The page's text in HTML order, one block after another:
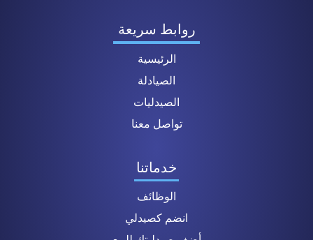
روابط سريعة
الرئيسية
الصيادلة
الصيدليات
تواصل معنا
خدماتنا
الوظائف
انضم كصيدلي